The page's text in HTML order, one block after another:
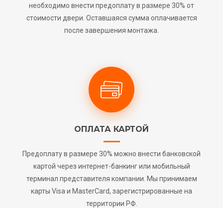
необходимо внести предоплату в размере 30% от
стоимости двери. Оставшаяся сумма оплачивается
после завершения монтажа.
ОПЛАТА КАРТОЙ
Предоплату в размере 30% можно внести банковской
картой через интернет-банкинг или мобильный
терминал представителя компании. Мы принимаем
карты Visa и MasterCard, зарегистрированные на
территории РФ.